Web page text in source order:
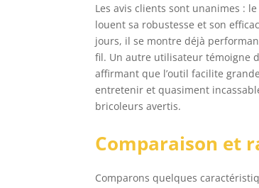
Les avis clients sont unanimes :
louent sa robustesse et son
jours, il se montre déjà
fil. Un autre utilisateur témoigne
affirmant que l’outil facilite
entretenir et quasiment
bricoleurs avertis.
Comparaison et
Comparons quelques